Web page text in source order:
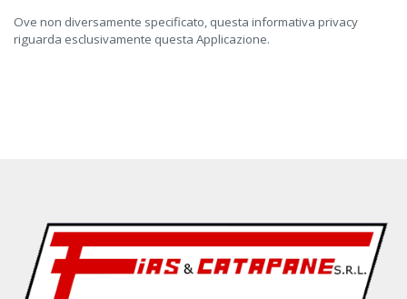
Ove non diversamente specificato, questa informativa privacy
riguarda esclusivamente questa Applicazione.